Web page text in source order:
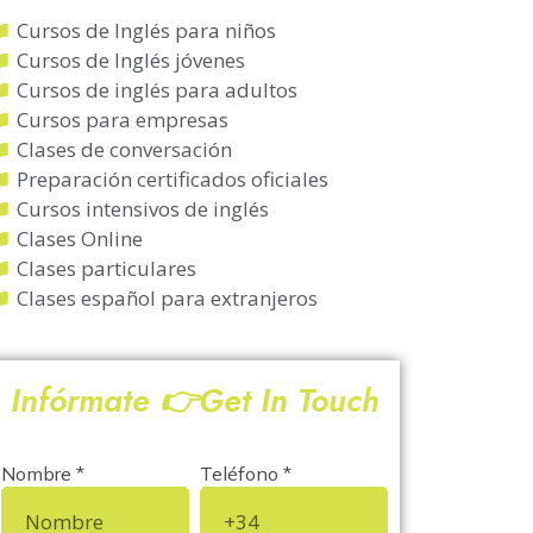
Cursos de Inglés para niños
Cursos de Inglés jóvenes
Cursos de inglés para adultos
Cursos para empresas
Clases de conversación
Preparación certificados oficiales
Cursos intensivos de inglés
Clases Online
Clases particulares
Clases español para extranjeros
Infórmate 👉Get In Touch
Nombre * Teléfono *